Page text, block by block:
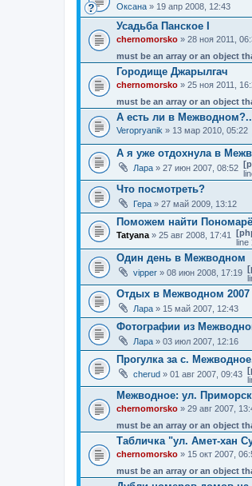
Оксана » 19 апр 2008, 12:43
Усадьба Панское I
chernomorsko » 28 ноя 2011,
must be an array or an object
Городище Джарылгач
chernomorsko » 25 ноя 2011,
must be an array or an object
А есть ли в Межводном?..
Veropryanik » 13 мар 2010, 05:22
А я уже отдохнула в
Лара » 27 июн 2007, 08:52
Что посмотреть?
Гера » 27 май 2009, 13:12
Поможем найти
Tatyana » 25 авг 2008, 17:41
line
Один день в Межводном
vipper » 08 июн 2008, 17:19
Отдых в Межводном 2007
Лара » 15 май 2007, 12:43
Фотографии из
Лара » 03 июл 2007, 12:16
Прогулка за с.
cherud » 01 авг 2007, 09:43
Межводное: ул.
chernomorsko » 29 авг 2007,
must be an array or an object
Табличка "ул. Амет-хан
chernomorsko » 15 окт 2007,
must be an array or an object